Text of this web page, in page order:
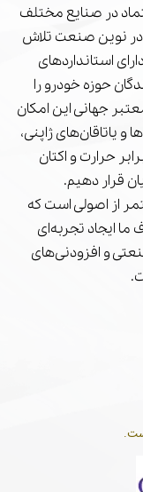
در صنایع مختلف
نوین صنعت تلاش
استانداردهای
حوزه خودرو را
جهانی این امکان
و یاتاقان‌های ژاپنی،
حرارت و اکتان
قرار دهیم.
از اصولی است که
ایجاد تجربه‌ای
و افزودنی‌های